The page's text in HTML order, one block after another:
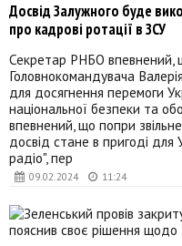
09.02.2024 11:24
Досвід Залужного буде
про кадрові ротації в ЗСУ
Секретар РНБО впевнений,
Головнокомандувача
для досягнення перемоги
національної безпеки та
впевнений, що попри
досвід стане в пригоді
радіо", пер